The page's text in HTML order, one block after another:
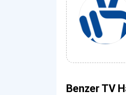
Benzer TV